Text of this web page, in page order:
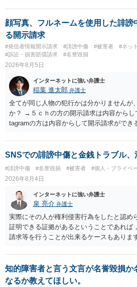
顔写真、フルネームを使用した誹謗
る開示請求
#発信者情報開示請求 #誹謗中傷 #被害者
#ネッ
#訴訟・損害賠償請求
#名誉毀損
2026年8月5日
インターネットに強い弁護士
稲葉 進太郎 弁護士
全てが同じ人物の犯行かは分かりませんが
か？ →５ｃｈの方の開示請求は内容からし
tagramの方は内容からして開示請求ができ
いでしょう。７月中にアカウントが削除さ
ても失敗する可能性が高いように思われま
合、相手に全ての弁護士費用を負担させ
訴訟外の交渉で相手方が認めれば負担させ
訴訟で判決となった場合は、実際の弁護士
められない場合があり何ともいえないとこ
SNSでの誹謗中傷と金銭トラブル、
#誹謗中傷 #名誉毀損 #被害者 #個人・プライベ
2026年8月4日
インターネットに強い弁護士
泉 亮介 弁護士
実際にその人が権利侵害行為をしたと認め
証明できる証拠があるということであれば
請求等を行うことが出来るケースもありま
に個別に相談されると良いでしょう。
知的障害者と言う文言が名誉毀損か
なるか教えてほしい。